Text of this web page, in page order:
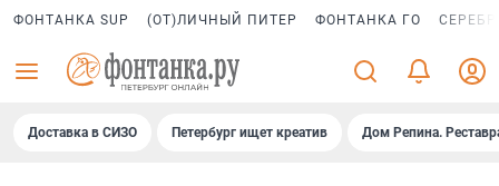
ФОНТАНКА SUP (ОТ)ЛИЧНЫЙ ПИТЕР ФОНТАНКА ГО
Доставка в СИЗО Петербург ищет креатив Дом Репина.